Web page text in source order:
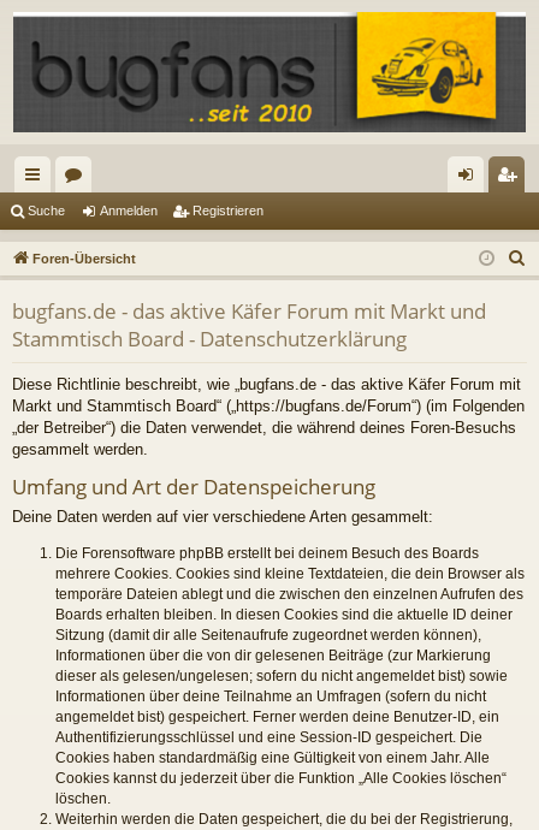
ch
ne
llz
ug
en m
el
de
ist
rie
Suche Anmelden Registrieren
Foren-Übersicht
u
bugfans.de - das aktive Käfer Forum mit Markt und
Stammtisch Board - Datenschutzerklärung
Diese Richtlinie beschreibt, wie „bugfans.de - das aktive Käfer Forum mit
Markt und Stammtisch Board“ („https://bugfans.de/Forum“) (im Folgenden
„der Betreiber“) die Daten verwendet, die während deines Foren-Besuchs
gesammelt werden.
Umfang und Art der Datenspeicherung
Deine Daten werden auf vier verschiedene Arten gesammelt:
Die Forensoftware phpBB erstellt bei deinem Besuch des Boards
mehrere Cookies. Cookies sind kleine Textdateien, die dein Browser als
temporäre Dateien ablegt und die zwischen den einzelnen Aufrufen des
Boards erhalten bleiben. In diesen Cookies sind die aktuelle ID deiner
Sitzung (damit dir alle Seitenaufrufe zugeordnet werden können),
Informationen über die von dir gelesenen Beiträge (zur Markierung
dieser als gelesen/ungelesen; sofern du nicht angemeldet bist) sowie
Informationen über deine Teilnahme an Umfragen (sofern du nicht
angemeldet bist) gespeichert. Ferner werden deine Benutzer-ID, ein
Authentifizierungsschlüssel und eine Session-ID gespeichert. Die
Cookies haben standardmäßig eine Gültigkeit von einem Jahr. Alle
Cookies kannst du jederzeit über die Funktion „Alle Cookies löschen“
löschen.
Weiterhin werden die Daten gespeichert, die du bei der Registrierung,